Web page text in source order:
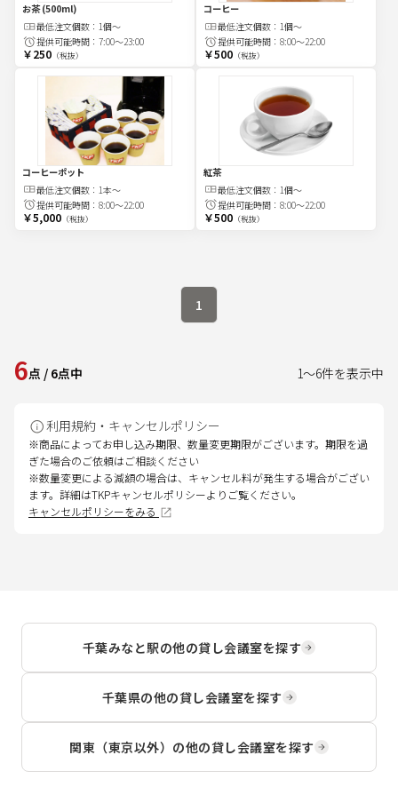
お茶 (500ml)
最低注文個数： 1個〜
提供可能時間： 7:00～23:00
￥250（税抜）
コーヒー
最低注文個数： 1個〜
提供可能時間： 8:00～22:00
￥500（税抜）
コーヒーポット
最低注文個数： 1本〜
提供可能時間： 8:00～22:00
￥5,000（税抜）
紅茶
最低注文個数： 1個〜
提供可能時間： 8:00～22:00
￥500（税抜）
1
6点 / 6点中 1～6件を表示中
利用規約・キャンセルポリシー
※商品によってお申し込み期限、数量変更期限がございます。期限を過
ぎた場合のご依頼はご相談ください
※数量変更による減額の場合は、キャンセル料が発生する場合がござい
ます。詳細はTKPキャンセルポリシーよりご覧ください。
キャンセルポリシーをみる
千葉みなと駅の他の貸し会議室を探す
千葉県の他の貸し会議室を探す
関東（東京以外） の他の貸し会議室を探す